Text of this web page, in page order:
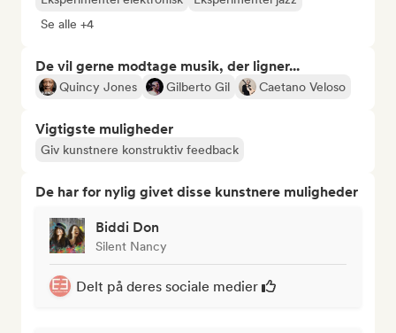
Se alle +4
De vil gerne modtage musik, der ligner...
Quincy Jones Gilberto Gil Caetano Veloso
Vigtigste muligheder
Giv kunstnere konstruktiv feedback
De har for nylig givet disse kunstnere muligheder
Biddi Don
Silent Nancy
Delt på deres sociale medier